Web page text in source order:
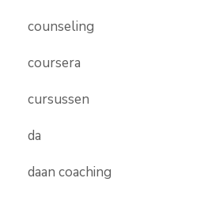
counseling
coursera
cursussen
da
daan coaching